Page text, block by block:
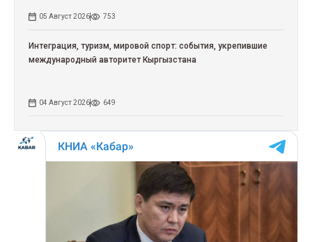
05 Август 2026 753
Интеграция, туризм, мировой спорт: события, укрепившие
международный авторитет Кыргызстана
04 Август 2026 649